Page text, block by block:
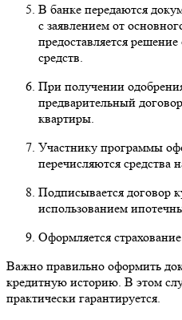
В банке передаются
с заявлением от
предоставляется
средств.
При получении
предварительный
квартиры.
Участнику программы
перечисляются средства
Подписывается договор
использованием
Оформляется
Важно правильно оформить
кредитную историю. В этом
практически гарантируется.